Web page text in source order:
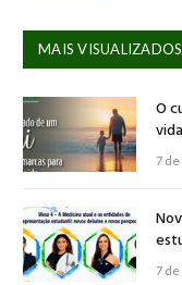
MAIS
O
7 de
7 de